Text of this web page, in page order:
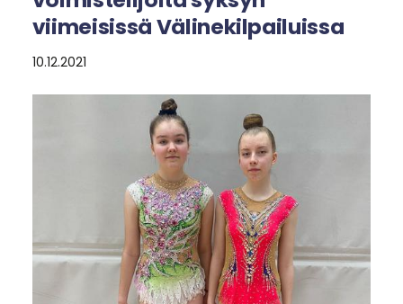
viimeisissä Välinekilpailuissa
10.12.2021